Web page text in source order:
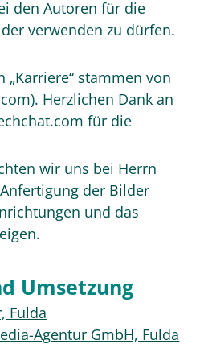
den Autoren für die
verwenden zu dürfen.
stammen von
Herzlichen Dank an
für die
wir uns bei Herrn
der Bilder
und das
Umsetzung
Fulda
Agentur GmbH, Fulda